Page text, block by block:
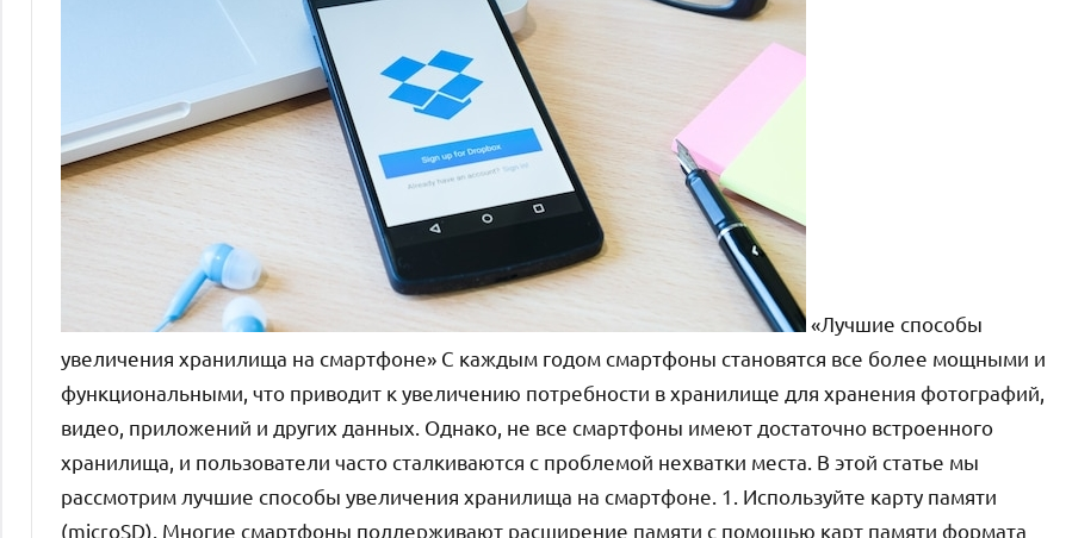
«Лучшие способы
увеличения хранилища на смартфоне» С каждым годом смартфоны становятся все более мощными и
функциональными, что приводит к увеличению потребности в хранилище для хранения фотографий,
видео, приложений и других данных. Однако, не все смартфоны имеют достаточно встроенного
хранилища, и пользователи часто сталкиваются с проблемой нехватки места. В этой статье мы
рассмотрим лучшие способы увеличения хранилища на смартфоне. 1. Используйте карту памяти
(microSD). Многие смартфоны поддерживают расширение памяти с помощью карт памяти формата